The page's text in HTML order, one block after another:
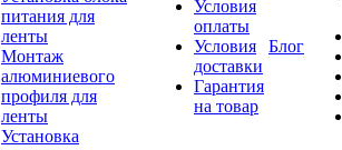
питания для
ленты
Монтаж
алюминиевого
профиля для
ленты
Установка
Условия
оплаты
Условия
доставки
Гарантия
на товар
Блог